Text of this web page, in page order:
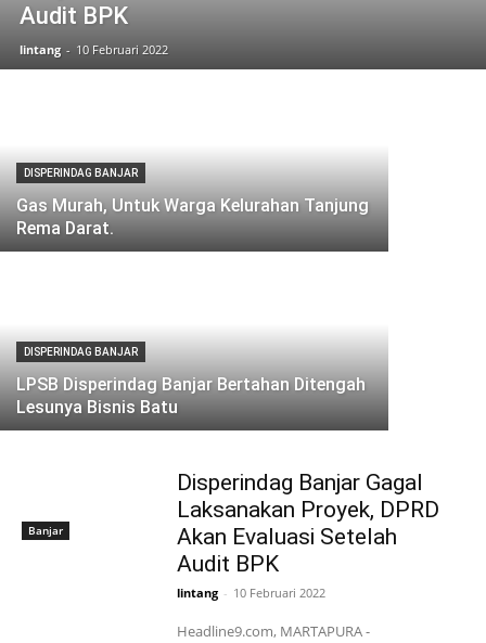
Audit BPK
lintang - 10 Februari 2022
DISPERINDAG BANJAR
Gas Murah, Untuk Warga Kelurahan Tanjung
Rema Darat.
DISPERINDAG BANJAR
LPSB Disperindag Banjar Bertahan Ditengah
Lesunya Bisnis Batu
Banjar
Disperindag Banjar Gagal
Laksanakan Proyek, DPRD
Akan Evaluasi Setelah
Audit BPK
lintang - 10 Februari 2022
Headline9.com, MARTAPURA -